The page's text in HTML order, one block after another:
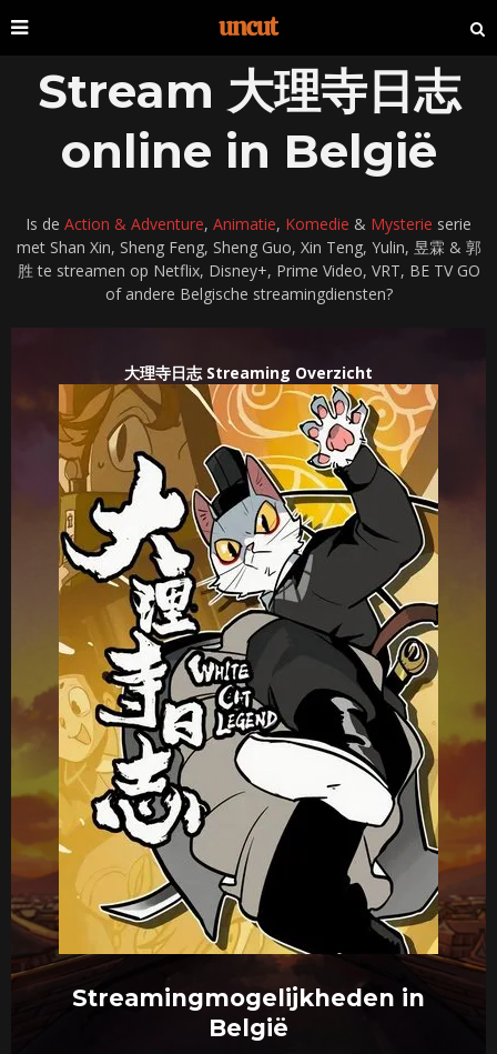
Stream 大理寺日志
online in België
Is de Action & Adventure, Animatie, Komedie & Mysterie serie
met Shan Xin, Sheng Feng, Sheng Guo, Xin Teng, Yulin, 昱霖 & 郭
胜 te streamen op Netflix, Disney+, Prime Video, VRT, BE TV GO
of andere Belgische streamingdiensten?
大理寺日志 Streaming Overzicht
Streamingmogelijkheden in
België